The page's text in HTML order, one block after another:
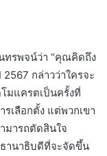
ทรพจน์ว่า “คุณคิดถึง
กล่าวว่าใครจะ
มแครตเป็นครั้งที่
เลือกตั้ง แต่พวกเขา
มารถตัดสินใจ
ธานาธิบดีที่จะจัดขึ้น